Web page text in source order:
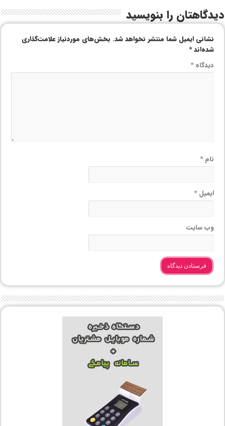
دیدگاهتان را بنویسید
نشانی ایمیل شما منتشر نخواهد شد. بخش‌های موردنیاز علامت‌گذاری
شده‌اند*
دیدگاه*
نام*
ایمیل*
وب‌ سایت